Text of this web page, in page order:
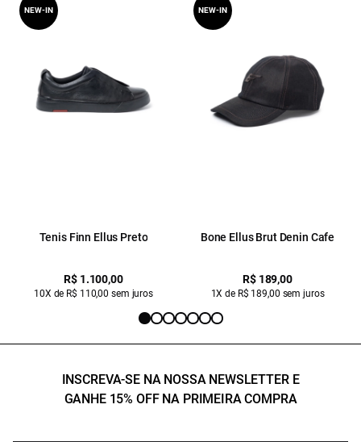
Tenis Finn Ellus Preto
R$ 1.100,00
10X de R$ 110,00 sem juros
NEW-IN
Bone Ellus Brut Denin Cafe
R$ 189,00
1X de R$ 189,00 sem juros
NEW-IN
INSCREVA-SE NA NOSSA NEWSLETTER E
GANHE 15% OFF NA PRIMEIRA COMPRA